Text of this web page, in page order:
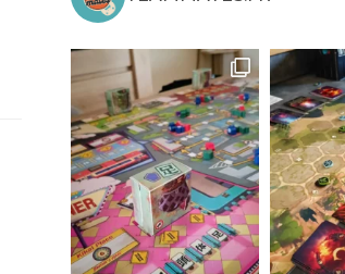
XBox Series X|S